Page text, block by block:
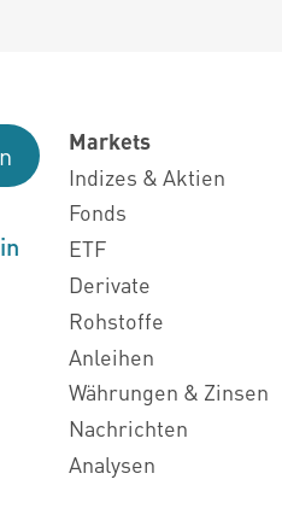
Markets
Indizes & Aktien
Fonds
ETF
Derivate
Rohstoffe
Anleihen
Währungen & Zinsen
Nachrichten
Analysen